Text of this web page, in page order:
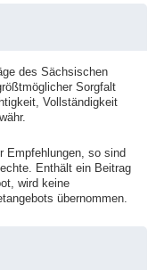
des Sächsischen
Sorgfalt
Vollständigkeit
Empfehlungen, so sind
Enthält ein Beitrag
wird keine
übernommen.